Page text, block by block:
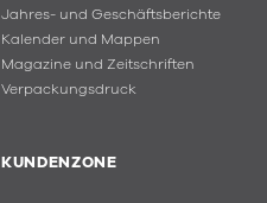
Jahres- und Geschäftsberichte
Kalender und Mappen
Magazine und Zeitschriften
Verpackungsdruck
KUNDENZONE